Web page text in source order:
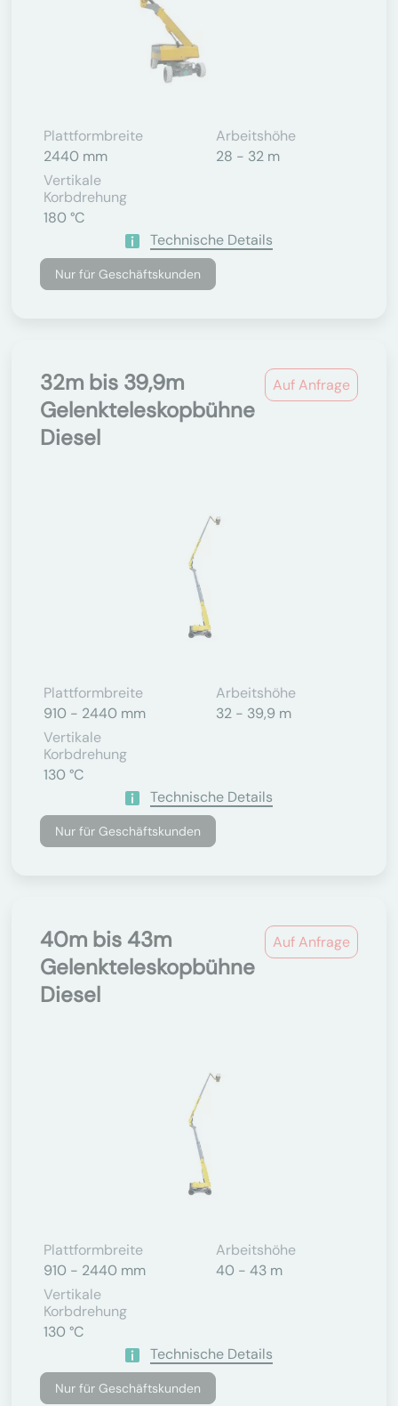
Plattformbreite
2440 mm
Arbeitshöhe
28 - 32 m
Vertikale
Korbdrehung
180 °C
Technische Details
Nur für Geschäftskunden
Auf Anfrage
32m bis 39,9m
Gelenkteleskopbühne
Diesel
Plattformbreite
910 - 2440 mm
Arbeitshöhe
32 - 39,9 m
Vertikale
Korbdrehung
130 °C
Technische Details
Nur für Geschäftskunden
Auf Anfrage
40m bis 43m
Gelenkteleskopbühne
Diesel
Plattformbreite
910 - 2440 mm
Arbeitshöhe
40 - 43 m
Vertikale
Korbdrehung
130 °C
Technische Details
Nur für Geschäftskunden